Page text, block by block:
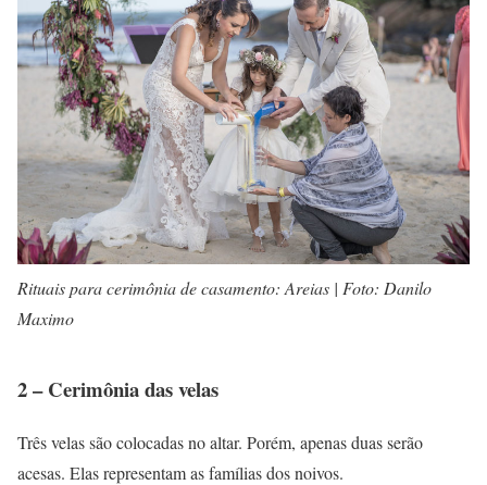
Rituais para cerimônia de casamento: Areias | Foto: Danilo
Maximo
2 – Cerimônia das velas
Três velas são colocadas no altar. Porém, apenas duas serão
acesas. Elas representam as famílias dos noivos.